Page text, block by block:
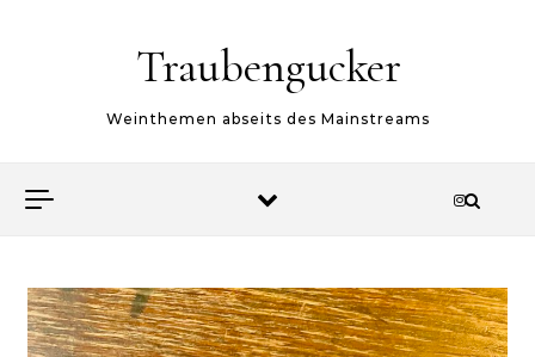
Traubengucker
Weinthemen abseits des Mainstreams